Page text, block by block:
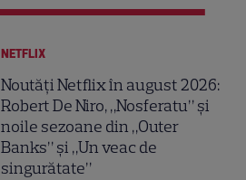
NETFLIX
Noutăți Netflix în august 2026:
Robert De Niro, „Nosferatu” și
noile sezoane din „Outer
Banks” și „Un veac de
singurătate”